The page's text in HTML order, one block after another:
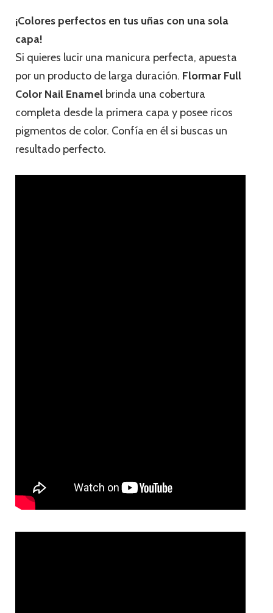
¡Colores perfectos en tus uñas con una sola
capa!
Si quieres lucir una manicura perfecta, apuesta
por un producto de larga duración. Flormar Full
Color Nail Enamel brinda una cobertura
completa desde la primera capa y posee ricos
pigmentos de color. Confía en él si buscas un
resultado perfecto.